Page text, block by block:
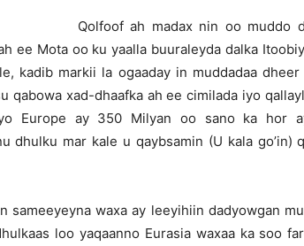
Qolfoof ah madax nin oo muddo
ee Mota oo ku yaalla buuraleyda dalka
kadib markii la ogaaday in muddadaa
qabowa xad-dhaafka ah ee cimilada iyo
Europe ay 350 Milyan oo sano ka hor
dhulku mar kale u qaybsamin (U kala go’in)
sameeyeyna waxa ay leeyihiin dadyowgan
loo yaqaanno Eurasia waxaa ka soo